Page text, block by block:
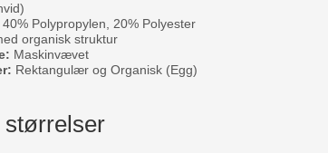
Polypropylen, 20% Polyester
organisk struktur
Maskinvævet
Rektangulær og Organisk (Egg)